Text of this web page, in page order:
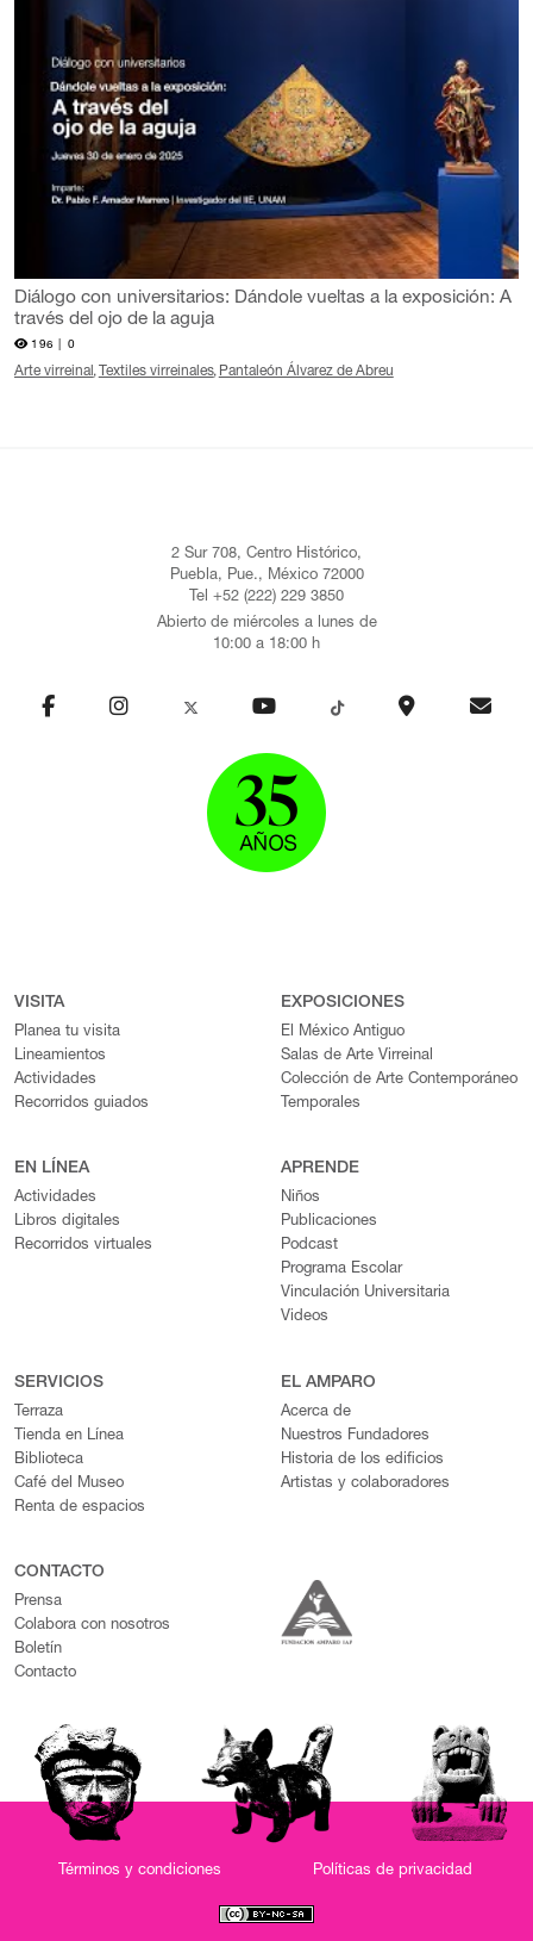
Diálogo con universitarios: Dándole vueltas a la exposición: A
través del ojo de la aguja
196 | 0
Arte virreinal Textiles virreinales Pantaleón Álvarez de Abreu
2 Sur 708, Centro Histórico,
Puebla, Pue., México 72000
Tel +52 (222) 229 3850
Abierto de miércoles a lunes de
10:00 a 18:00 h
VISITA
Planea tu visita
Lineamientos
Actividades
Recorridos guiados
EXPOSICIONES
El México Antiguo
Salas de Arte Virreinal
Colección de Arte Contemporáneo
Temporales
EN LÍNEA
Actividades
Libros digitales
Recorridos virtuales
APRENDE
Niños
Publicaciones
Podcast
Programa Escolar
Vinculación Universitaria
Videos
SERVICIOS
Terraza
Tienda en Línea
Biblioteca
Café del Museo
Renta de espacios
EL AMPARO
Acerca de
Nuestros Fundadores
Historia de los edificios
Artistas y colaboradores
CONTACTO
Prensa
Colabora con nosotros
Boletín
Contacto
Términos y condiciones Políticas de privacidad